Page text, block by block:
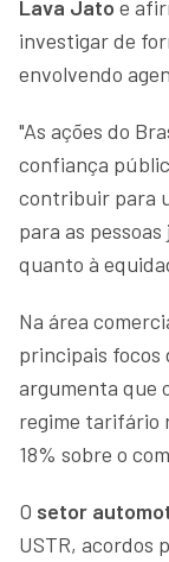
Lava Jato e
investigar de
envolvendo
"As ações do
confiança
contribuir para
para as
quanto à
Na área
principais focos
argumenta que
regime tarifário
18% sobre o
O setor
USTR, acordos